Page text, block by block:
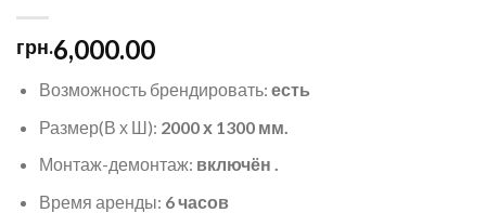
грн.6,000.00
Возможность брендировать: есть
Размер(В х Ш): 2000 х 1300 мм.
Монтаж-демонтаж: включён .
Время аренды: 6 часов